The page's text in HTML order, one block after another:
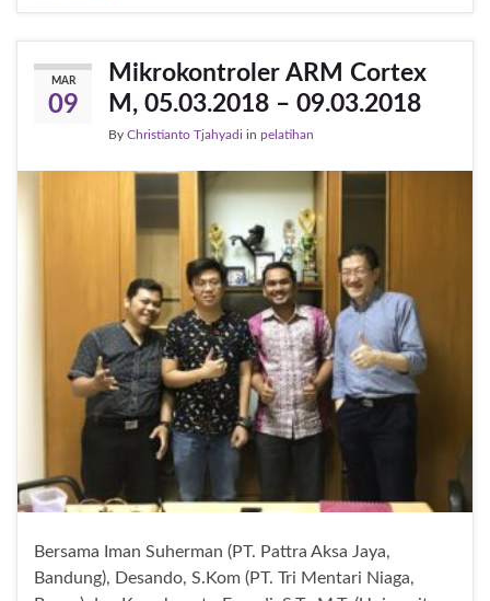
MAR
09
Mikrokontroler ARM Cortex
M, 05.03.2018 – 09.03.2018
By Christianto Tjahyadi in pelatihan
Bersama Iman Suherman (PT. Pattra Aksa Jaya,
Bandung), Desando, S.Kom (PT. Tri Mentari Niaga,